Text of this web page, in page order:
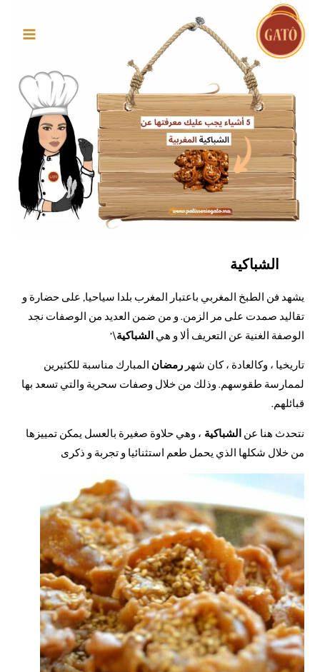
الشباكية
يشهد فن الطبخ المغربي باعتبار المغرب بلدا سياحيا, على حضارة و
تقاليد صمدت على مر الزمن. و من ضمن العديد من الوصفات نجد
الوصفة الغنية عن التعريف ألا و هي الشباكية\’
تاريخيا ، وكالعادة ، كان شهررمضان المبارك مناسبة للكثيرين
لممارسة طقوسهم. وذلك من خلال وصفات سحرية والتي تسعد بها
قبائلهم.
نتحدث هنا عن الشباكية ، وهي حلاوة صغيرة بالعسل يمكن تمييزها
من خلال شكلها الذي يحمل طعم استثنائيا و تجربة و ذكرى
تصفّح
المقالات